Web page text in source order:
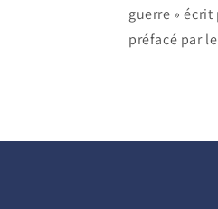
guerre »
préfacé par